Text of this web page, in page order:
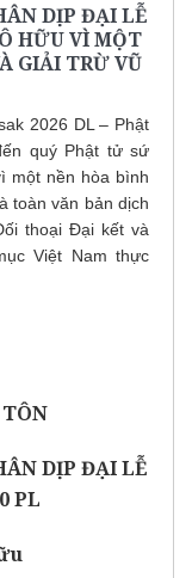
DỊP ĐẠI LỄ
HỮU VÌ MỘT
GIẢI TRỪ VŨ
2026 DL – Phật
quý Phật tử sứ
một nền hòa bình
toàn văn bản dịch
thoại Đại kết và
Việt Nam thực
DỊP ĐẠI LỄ
PL